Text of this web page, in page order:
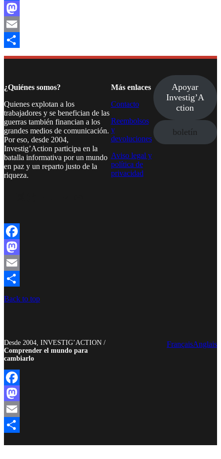
Facebook
Mastodon
Email
Compartir
¿Quiénes somos?
Quienes explotan a los
trabajadores y se benefician de las
guerras también financian a los
grandes medios de comunicación.
Por eso, desde 2004,
Investig’Action participa en la
batalla informativa por un mundo
en paz y un reparto justo de la
riqueza.
Más enlaces
Contacto
Reembolsos
y
devoluciones
Aviso legal y
política de
privacidad
Apoyar
Investig’A
ction
boletín
Facebook
Mastodon
Email
Compartir
Back to top
Desde 2004, INVESTIG’ACTION /
Comprender el mundo para
cambiarlo
FrançaisAnglais
Facebook
Mastodon
Email